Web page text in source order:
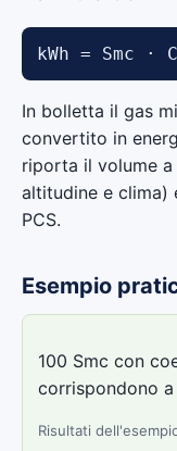
kWh = Smc ·
In bolletta il gas
convertito in
riporta il volume
altitudine e clima)
PCS.
Esempio
100 Smc con
corrispondono
Risultati